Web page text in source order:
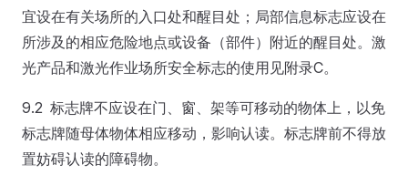
宜设在有关场所的入口处和醒目处；局部信息标志应设在
所涉及的相应危险地点或设备（部件）附近的醒目处。激
光产品和激光作业场所安全标志的使用见附录C。
9.2 标志牌不应设在门、窗、架等可移动的物体上，以免
标志牌随母体物体相应移动，影响认读。标志牌前不得放
置妨碍认读的障碍物。